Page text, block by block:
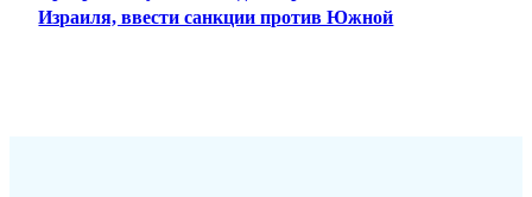
Израиля, ввести санкции против Южной